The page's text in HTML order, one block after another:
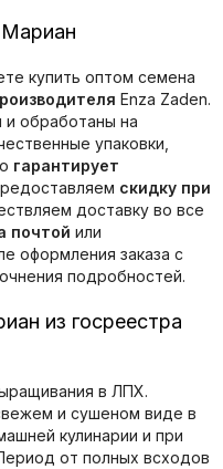
Мариан
купить оптом семена
Enza Zaden.
обработаны на
упаковки,
гарантирует
скидку при
доставку во все
почтой или
оформления заказа с
подробностей.
из госреестра
в ЛПХ.
и сушеном виде в
кулинарии и при
от полных всходов